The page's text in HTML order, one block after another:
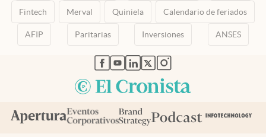
Fintech Merval Quiniela Calendario de feriados
AFIP Paritarias Inversiones ANSES
abre en nueva pestaña
abre en nueva pestaña
abre en nueva pestaña
abre en nueva pestaña
abre en nueva pestaña